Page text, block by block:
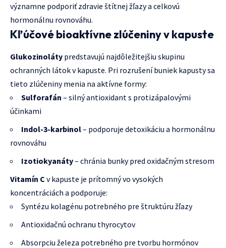
významne podporiť zdravie štítnej žľazy a celkovú
hormonálnu rovnováhu.
Kľúčové bioaktívne zlúčeniny v kapuste
Glukozinoláty predstavujú najdôležitejšiu skupinu
ochranných látok v kapuste. Pri rozrušení buniek kapusty sa
tieto zlúčeniny menia na aktívne formy:
Sulforafán – silný antioxidant s protizápalovými
účinkami
Indol-3-karbinol– podporuje detoxikáciu a hormonálnu
rovnováhu
Izotiokyanáty– chránia bunky pred oxidačným stresom
Vitamín C v kapuste je prítomný vo vysokých
koncentráciách a podporuje:
Syntézu kolagénu potrebného pre štruktúru žľazy
Antioxidačnú ochranu thyrocytov
Absorpciu železa potrebného pre tvorbu hormónov